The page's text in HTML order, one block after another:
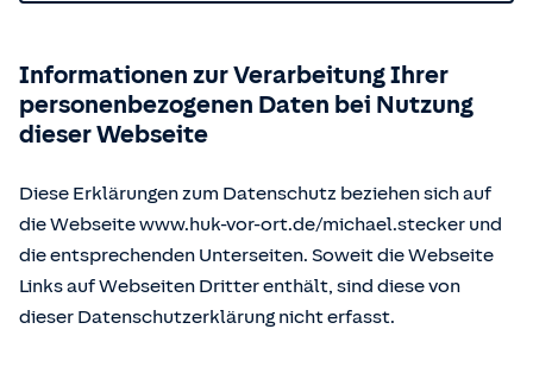
Informationen zur Verarbeitung Ihrer
personenbezogenen Daten bei Nutzung
dieser Webseite
Diese Erklärungen zum Datenschutz beziehen sich auf
die Webseite www.huk-vor-ort.de/michael.stecker und
die entsprechenden Unterseiten. Soweit die Webseite
Links auf Webseiten Dritter enthält, sind diese von
dieser Datenschutzerklärung nicht erfasst.